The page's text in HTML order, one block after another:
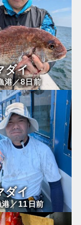
ダイ
港／8日前
ダイ
港／11日前